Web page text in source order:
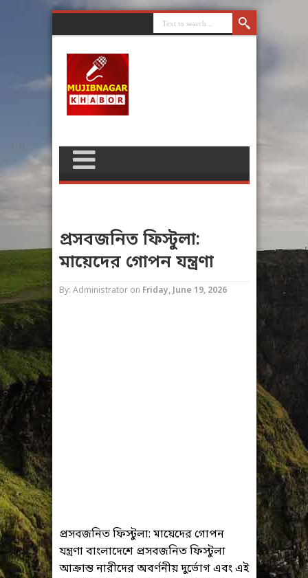
প্রসবজনিত ফিস্টুলা:
মায়েদের গোপন যন্ত্রণা
By: Administrator on Friday, June 19, 2026
প্রসবজনিত ফিস্টুলা: মায়েদের গোপন
যন্ত্রণা বাংলাদেশে প্রসবজনিত ফিস্টুলা
আক্রান্ত নারীদের অবর্ণনীয় দুর্ভোগ এবং এই